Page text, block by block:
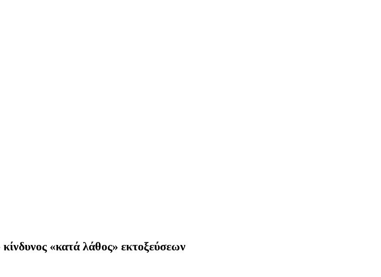
«κατά λάθος» εκτοξεύσεων